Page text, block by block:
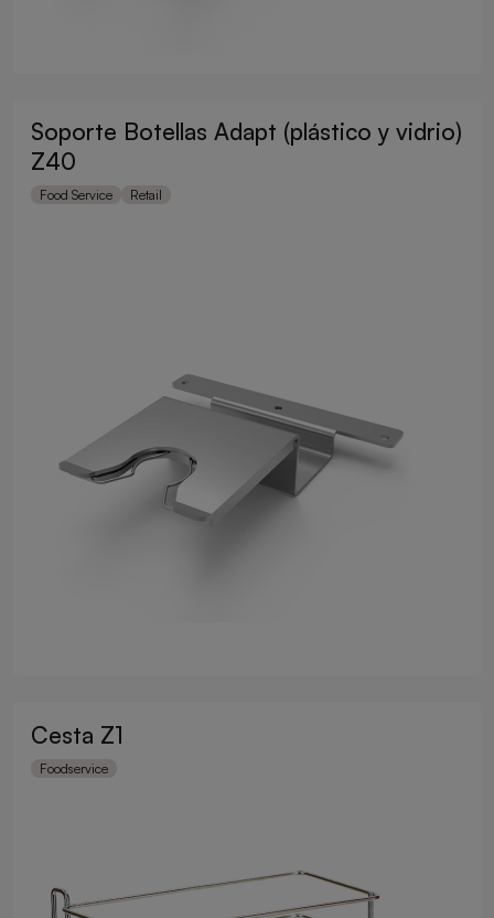
Soporte Botellas Adapt (plástico y vidrio)
Z40
Food Service Retail
Cesta Z1
Foodservice